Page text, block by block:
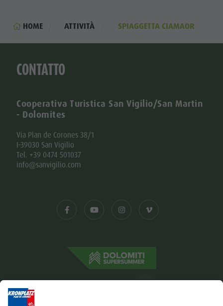
HOME ATTIVITÀ SPIAGGETTA CIAMAOR
CONTATTO
Cooperativa Turistica San Vigilio/San Martin
- Dolomites
Via Plan de Corones 38/1
I-39030 San Vigilio
Tel. +39 0474 501037
info@sanvigilio.com